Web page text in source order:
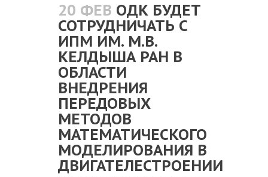
20 ФЕВ ОДК БУДЕТ
СОТРУДНИЧАТЬ С
ИПМ ИМ. М.В.
КЕЛДЫША РАН В
ОБЛАСТИ
ВНЕДРЕНИЯ
ПЕРЕДОВЫХ
МЕТОДОВ
МАТЕМАТИЧЕСКОГО
МОДЕЛИРОВАНИЯ В
ДВИГАТЕЛЕСТРОЕНИИ